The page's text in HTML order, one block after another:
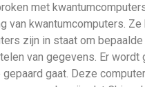
met
van kwantumcomputers.
zijn in staat om
van gegevens. Er
gaat. Deze